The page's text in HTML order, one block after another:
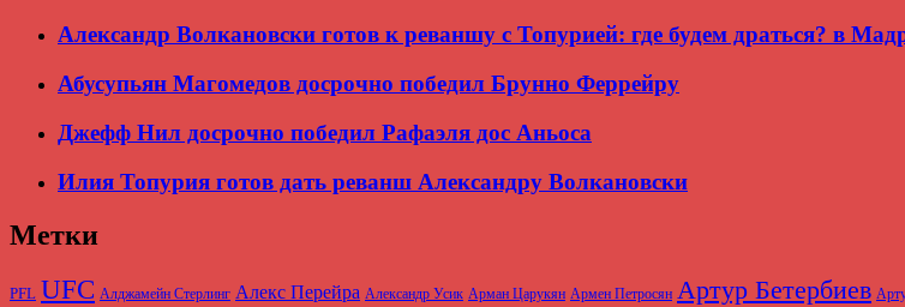
Александр Волкановски готов к реваншу с Топурией: где будем драться? в
Абусупьян Магомедов досрочно победил Брунно Феррейру
Джефф Нил досрочно победил Рафаэля дос Аньоса
Илия Топурия готов дать реванш Александру Волкановски
Метки
PFL UFC Алджамейн Стерлинг Алекс Перейра Александр Усик Арман Царукян Армен Петросян Артур Бетербиев